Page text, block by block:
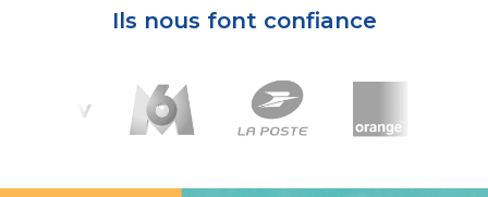
Ils nous font confiance